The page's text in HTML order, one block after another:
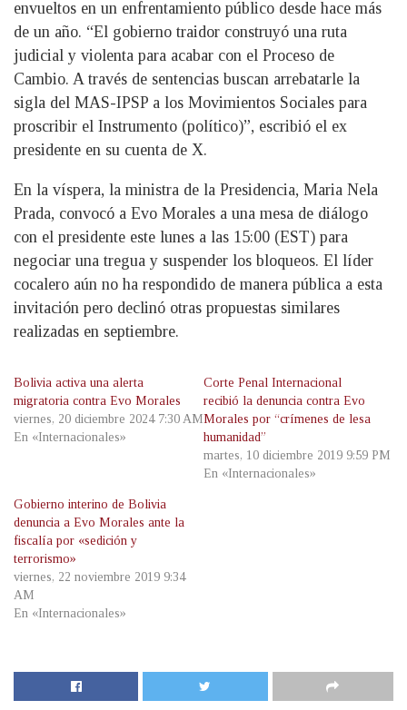
envueltos en un enfrentamiento público desde hace más
de un año. “El gobierno traidor construyó una ruta
judicial y violenta para acabar con el Proceso de
Cambio. A través de sentencias buscan arrebatarle la
sigla del MAS-IPSP a los Movimientos Sociales para
proscribir el Instrumento (político)”, escribió el ex
presidente en su cuenta de X.
En la víspera, la ministra de la Presidencia, Maria Nela
Prada, convocó a Evo Morales a una mesa de diálogo
con el presidente este lunes a las 15:00 (EST) para
negociar una tregua y suspender los bloqueos. El líder
cocalero aún no ha respondido de manera pública a esta
invitación pero declinó otras propuestas similares
realizadas en septiembre.
Bolivia activa una alerta
migratoria contra Evo Morales
viernes, 20 diciembre 2024 7:30 AM
En «Internacionales»
Corte Penal Internacional
recibió la denuncia contra Evo
Morales por “crímenes de lesa
humanidad”
martes, 10 diciembre 2019 9:59 PM
En «Internacionales»
Gobierno interino de Bolivia
denuncia a Evo Morales ante la
fiscalía por «sedición y
terrorismo»
viernes, 22 noviembre 2019 9:34
AM
En «Internacionales»